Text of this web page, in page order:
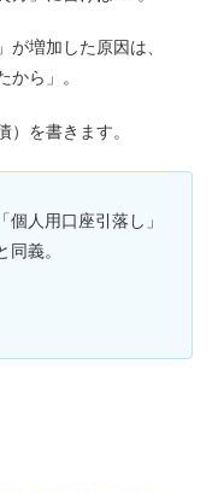
増加した原因は、
から」。
を書きます。
人用口座引落し」
義。